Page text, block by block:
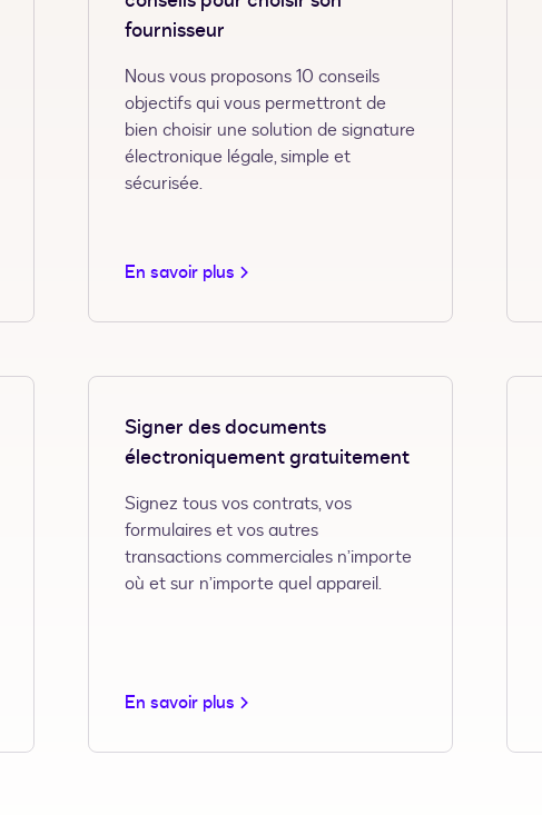
fournisseur
Nous vous proposons 10 conseils
objectifs qui vous permettront de
bien choisir une solution de signature
électronique légale, simple et
sécurisée.
En savoir plus
Signer des documents
électroniquement gratuitement
Signez tous vos contrats, vos
formulaires et vos autres
transactions commerciales n’importe
où et sur n’importe quel appareil.
En savoir plus